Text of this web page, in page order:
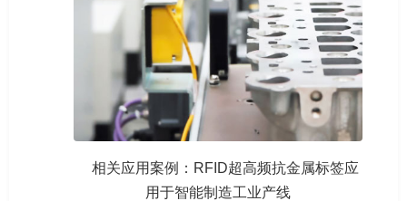
相关应用案例：RFID超高频抗金属标签应
用于智能制造工业产线